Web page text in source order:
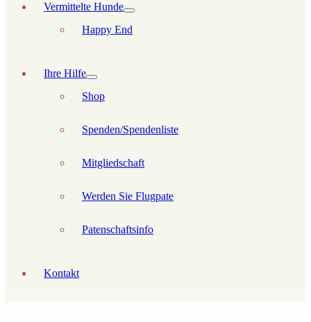
Vermittelte Hunde
Happy End
Ihre Hilfe
Shop
Spenden/Spendenliste
Mitgliedschaft
Werden Sie Flugpate
Patenschaftsinfo
Kontakt